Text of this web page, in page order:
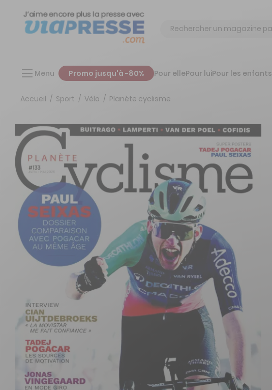
Chercher
Menu Promo jusqu'à -80% Pour ellePour luiPour les enfants
Accueil Sport Vélo Planète cyclisme